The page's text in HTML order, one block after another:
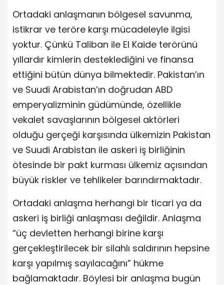
Ortadaki anlaşmanın bölgesel savunma,
istikrar ve teröre karşı mücadeleyle ilgisi
yoktur. Çünkü Taliban ile El Kaide terörünü
yıllardır kimlerin desteklediğini ve finansa
ettiğini bütün dünya bilmektedir. Pakistan’ın
ve Suudi Arabistan’ın doğrudan ABD
emperyalizminin güdümünde, özellikle
vekalet savaşlarının bölgesel aktörleri
olduğu gerçeği karşısında ülkemizin Pakistan
ve Suudi Arabistan ile askeri iş birliğinin
ötesinde bir pakt kurması ülkemiz açısından
büyük riskler ve tehlikeler barındırmaktadır.
Ortadaki anlaşma herhangi bir ticari ya da
askeri iş birliği anlaşması değildir. Anlaşma
“üç devletten herhangi birine karşı
gerçekleştirilecek bir silahlı saldırının hepsine
karşı yapılmış sayılacağını” hükme
bağlamaktadır. Böylesi bir anlaşma bugün